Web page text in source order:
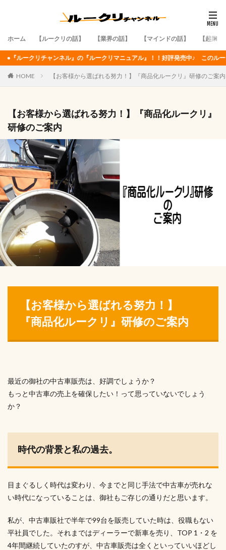
ホーム 【ルークリの話】 【業界の話】 【マインドの話】 【起業
の『ルークリマニュアル』！！好評発売中♪ このルークリマニュアルの購入方
HOME 【お客様から選ばれる努力！】『商品化ルークリ』研修のご案内
【お客様から選ばれる努力！】『商品化ルークリ』
研修のご案内
【お客様から選ばれる努力！】
『商品化ルークリ』研修のご案内
最近の御社の中古車販売は、好調でしょうか？
もっと中古車の売上を確保したい！って思っていないでしょう
か？
時代の背景と私の過去。
目まぐるしく時代は変わり、今までと同じ手法で中古車が売れな
い時代になっていることは、御社もご存じの通りだと思います。
私が、中古車販社で半年で99台を販売していた時は、役職もない
平社員でした。それまではディーラーで新車を売り、TOP 1・2 を
4年間継続していたのすが、中古車販売は全くといっていいほどし